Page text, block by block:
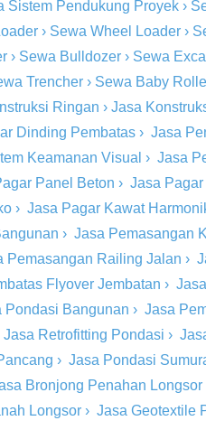
Sistem Pendukung Proyek ›
› Sewa Wheel Loader ›
› Sewa Bulldozer › Sewa
Trencher › Sewa Baby
Ringan › Jasa
Dinding Pembatas › Jasa
Keamanan Visual › Jasa
Panel Beton › Jasa
› Jasa Pagar Kawat
› Jasa Pemasangan
Pemasangan Railing Jalan ›
Flyover Jembatan ›
Pondasi Bangunan › Jasa
Jasa Retrofitting Pondasi ›
› Jasa Pondasi
Bronjong Penahan Longsor
Longsor › Jasa Geotextile